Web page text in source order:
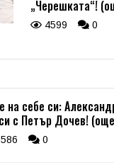
„Черешката“!
4599 0
на себе си:
с Петър Дочев!
0